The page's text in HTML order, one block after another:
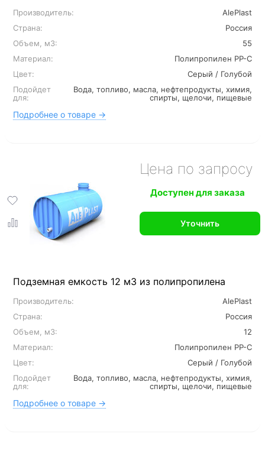
Производитель:
AlePlast
Страна:
Россия
Объем, м3:
55
Материал:
Полипропилен PP-C
Цвет:
Серый / Голубой
Подойдет
для:
Вода, топливо, масла, нефтепродукты, химия,
спирты, щелочи, пищевые
Подробнее о товаре →
Подземная емкость 12 м3 из полипропилена
Производитель:
AlePlast
Страна:
Россия
Объем, м3:
12
Материал:
Полипропилен PP-C
Цвет:
Серый / Голубой
Подойдет
для:
Вода, топливо, масла, нефтепродукты, химия,
спирты, щелочи, пищевые
Подробнее о товаре →
Цена по запросу
Доступен для заказа
Уточнить